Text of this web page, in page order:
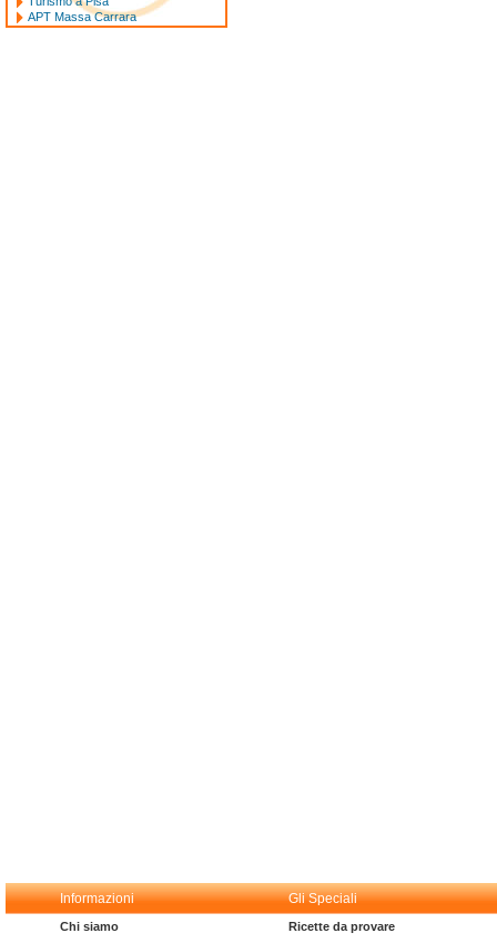
APT Massa Carrara
Informazioni Gli Speciali
Chi siamo Ricette da provare